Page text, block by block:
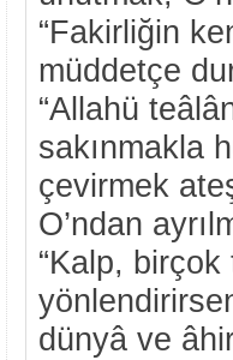
“Fakirliğin
müddetçe
“Allahü
sakınmakla
çevirmek
O’ndan
“Kalp,
dünyâ ve